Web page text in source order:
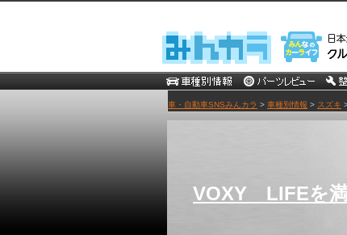
車・自動車SNSみんカラ > 車種別情報 > スズキ
VOXY LIFEを